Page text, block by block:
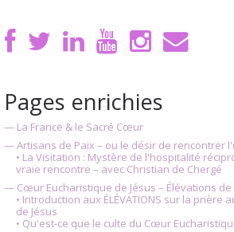
Pages enrichies
— La France & le Sacré Cœur
— Artisans de Paix – ou le désir de rencontrer
• La Visitation : Mystère de l'hospitalité
vraie rencontre – avec Christian de Chergé
— Cœur Eucharistique de Jésus – Élévations
• Introduction aux ÉLÉVATIONS sur la prière
de Jésus
• Qu'est-ce que le culte du Cœur